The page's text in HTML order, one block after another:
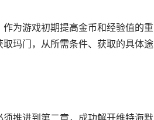
为游戏初期提高金币和经验值的重
玛门，从所需条件、获取的具体途